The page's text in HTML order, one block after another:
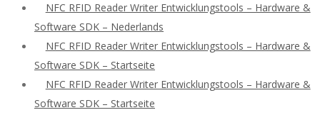
NFC RFID Reader Writer Entwicklungstools – Hardware &
Software SDK – Nederlands
NFC RFID Reader Writer Entwicklungstools – Hardware &
Software SDK – Startseite
NFC RFID Reader Writer Entwicklungstools – Hardware &
Software SDK – Startseite